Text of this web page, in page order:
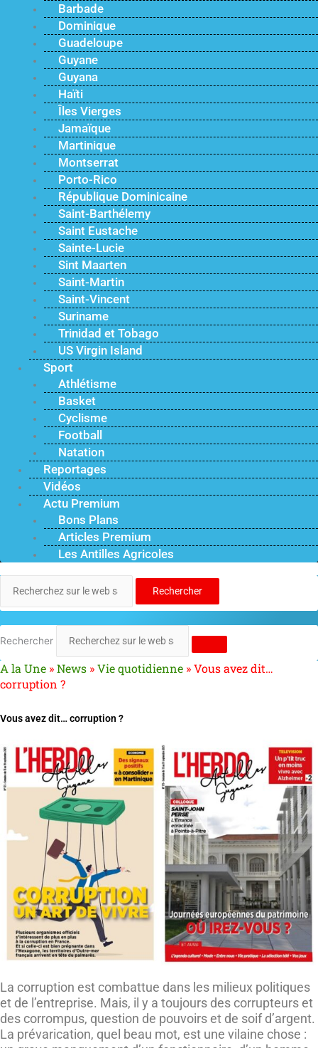
Barbade
Dominique
Guadeloupe
Guyane
Guyana
Haïti
Îles Vierges
Jamaïque
Martinique
Montserrat
Porto-Rico
République Dominicaine
Saint-Barthélemy
Saint Eustache
Sainte-Lucie
Sint Maarten
Saint-Martin
Saint-Vincent
Suriname
Trinidad et Tobago
US Virgin Island
Sport
Athlétisme
Basket
Cyclisme
Football
Natation
Reportages
Vidéos
Actu Premium
Bons Plans
Articles Premium
Les Antilles Agricoles
Rechercher
Rechercher
A la Une »News »Vie quotidienne »Vous avez dit…
corruption ?
Vous avez dit… corruption ?
La corruption est combattue dans les milieux politiques
et de l’entreprise. Mais, il y a toujours des corrupteurs et
des corrompus, question de pouvoirs et de soif d’argent.
La prévarication, quel beau mot, est une vilaine chose :